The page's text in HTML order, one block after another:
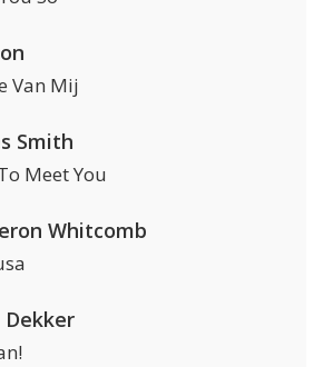
Van Mij
Smith
Meet You
Whitcomb
Dekker